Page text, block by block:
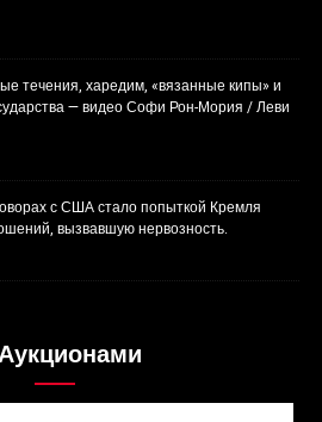
течения, харедим, «вязанные кипы» и
— видео Софи Рон-Мория / Леви
с США стало попыткой Кремля
вызвавшую нервозность.